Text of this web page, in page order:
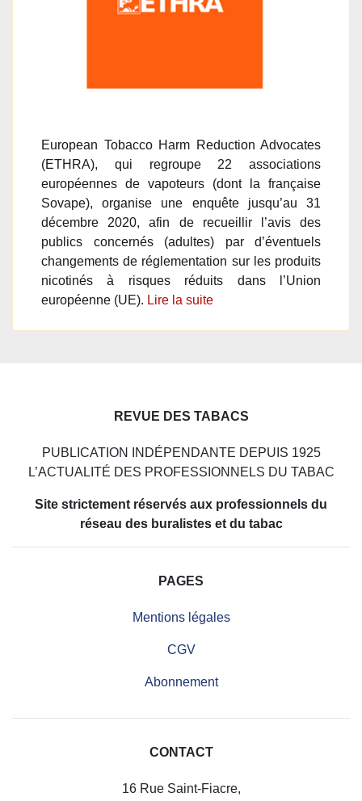
European Tobacco Harm Reduction Advocates
(ETHRA), qui regroupe 22 associations
européennes de vapoteurs (dont la française
Sovape), organise une enquête jusqu’au 31
décembre 2020, afin de recueillir l’avis des
publics concernés (adultes) par d’éventuels
changements de réglementation sur les produits
nicotinés à risques réduits dans l’Union
européenne (UE). Lire la suite
REVUE DES TABACS
PUBLICATION INDÉPENDANTE DEPUIS 1925
L’ACTUALITÉ DES PROFESSIONNELS DU TABAC
Site strictement réservés aux professionnels du
réseau des buralistes et du tabac
PAGES
Mentions légales
CGV
Abonnement
CONTACT
16 Rue Saint-Fiacre,